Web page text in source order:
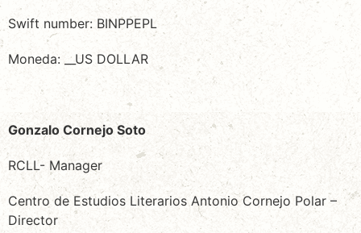
Swift number: BINPPEPL
Moneda: __US DOLLAR
Gonzalo Cornejo Soto
RCLL- Manager
Centro de Estudios Literarios Antonio Cornejo Polar –
Director